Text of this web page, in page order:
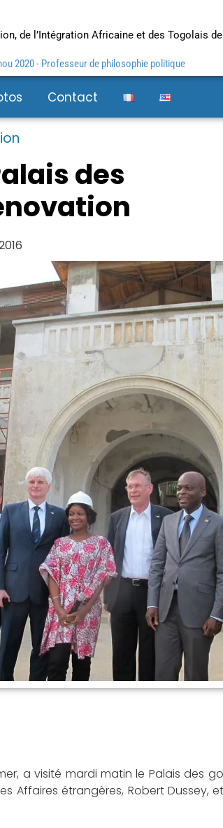
de l’Intégration Africaine et des Togolais de
2020 - Professeur de philosophie politique
Contact
des
a visité mardi matin le Palais des
Affaires étrangères, Robert Dussey,